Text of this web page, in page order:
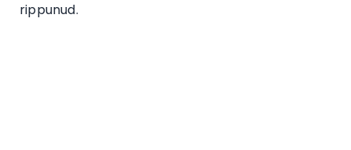
rippunud.